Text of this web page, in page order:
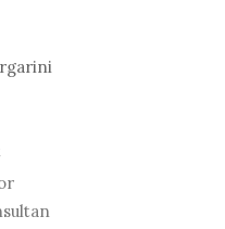
PELATIHAN
HOTEL TEN...